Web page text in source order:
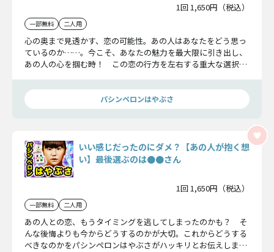
1回 1,650円（税込）
一部無料 二人用
心の奥まで見透かす、恋の可能性。あの人はあなたをどう思っ
ているのか……。今こそ、あなたの魅力を最大限に引き出し、
あの人の心を掴む時！ この恋の行方を左右する重大な選択が
パシンペロンはやぶさ
いい感じだったのにダメ？【あの人が抱く想
い】最後選ぶのは●●さん
1回 1,650円（税込）
一部無料 二人用
あの人との恋、もうタイミングを逃してしまったのかも？ そ
んな後悔よりも今からどうするのかが大切。これからどうする
べきなのかをパシンペロンはやぶさがハッキリとお伝えしま